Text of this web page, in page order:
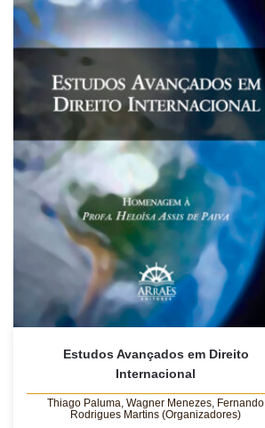
Estudos Avançados em Direito
Internacional
Thiago Paluma, Wagner Menezes, Fernando
Rodrigues Martins (Organizadores)